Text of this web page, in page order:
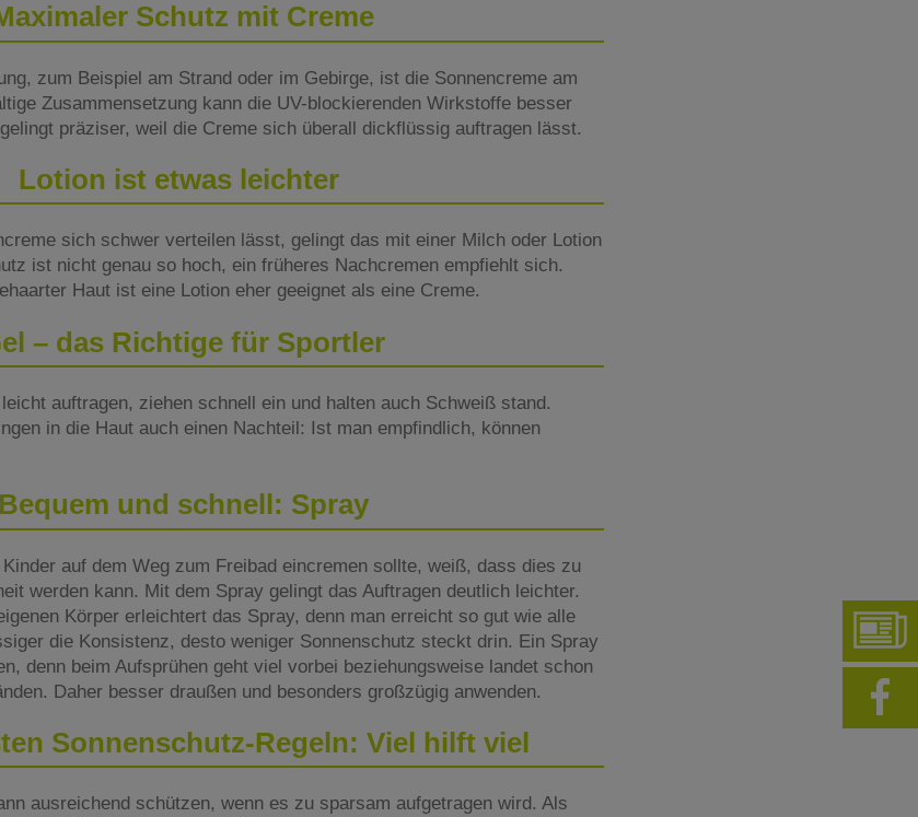
Schutz mit Creme
zum Beispiel am Strand oder im Gebirge, ist die Sonnencreme am
Zusammensetzung kann die UV-blockierenden Wirkstoffe besser
präziser, weil die Creme sich überall dickflüssig auftragen lässt.
Lotion ist etwas leichter
sich schwer verteilen lässt, gelingt das mit einer Milch oder Lotion
ist nicht genau so hoch, ein früheres Nachcremen empfiehlt sich.
Haut ist eine Lotion eher geeignet als eine Creme.
– das Richtige für Sportler
auftragen, ziehen schnell ein und halten auch Schweiß stand.
in die Haut auch einen Nachteil: Ist man empfindlich, können
Bequem und schnell: Spray
auf dem Weg zum Freibad eincremen sollte, weiß, dass dies zu
werden kann. Mit dem Spray gelingt das Auftragen deutlich leichter.
Körper erleichtert das Spray, denn man erreicht so gut wie alle
die Konsistenz, desto weniger Sonnenschutz steckt drin. Ein Spray
denn beim Aufsprühen geht viel vorbei beziehungsweise landet schon
Daher besser draußen und besonders großzügig anwenden.
Sonnenschutz-Regeln: Viel hilft viel
ausreichend schützen, wenn es zu sparsam aufgetragen wird. Als